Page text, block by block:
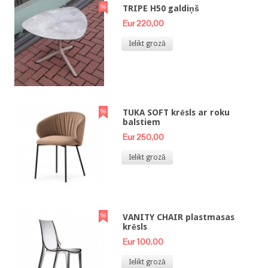
TRIPE H50 galdiņš
Eur 220,00
Ielikt grozā
TUKA SOFT krēsls ar roku
balstiem
Eur 250,00
Ielikt grozā
VANITY CHAIR plastmasas
krēsls
Eur 100,00
Ielikt grozā